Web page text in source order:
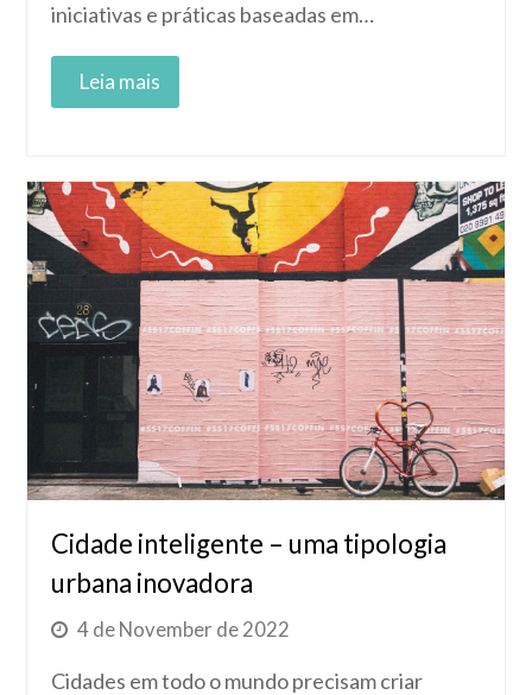
iniciativas e práticas baseadas em…
Cidade inteligente – uma tipologia
urbana inovadora
4 de November de 2022
Cidades em todo o mundo precisam criar